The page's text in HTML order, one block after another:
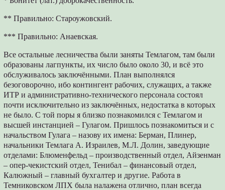
** Правильно: Староужовский.
*** Правильно: Анаевская.
Все остальные лесничества были заняты Темлагом, там были
образованы лагпункты, их число было около 30, и всё это
обслуживалось заключёнными. План выполнялся
безоговорочно, ибо контингент рабочих, служащих, а также
ИТР и административно-технического персонала состоял
почти исключительно из заключённых, недостатка в которых
не было. С той поры я близко познакомился с Темлагом и
высшей инстанцией – Гулагом. Пришлось познакомиться и с
начальством Гулага – назову их имена: Берман, Плинер,
начальники Темлага А. Израилев, М.Л. Долин, заведующие
отделами: Блюменфельд – производственный отдел, Айзенман
– опер-чекистский отдел, Тенибал – финансовый отдел,
Калюжный – главный бухгалтер и другие. Работа в
Темниковском ЛПХ была налажена отлично, план всегда